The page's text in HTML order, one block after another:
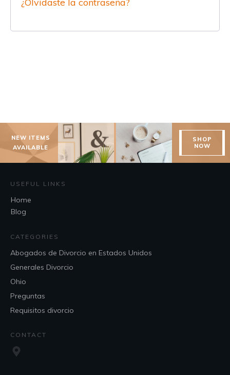
¿Olvidaste la contraseña?
NEW ITEMS
AVAILABLE
SHOP
NOW
USEFUL LINKS
Home
Blog
CATEGORIES
Abogados de Divorcio en Estados Unidos
Generales Divorcio
Ohio
Preguntas
Requisitos divorcio
CONTACT